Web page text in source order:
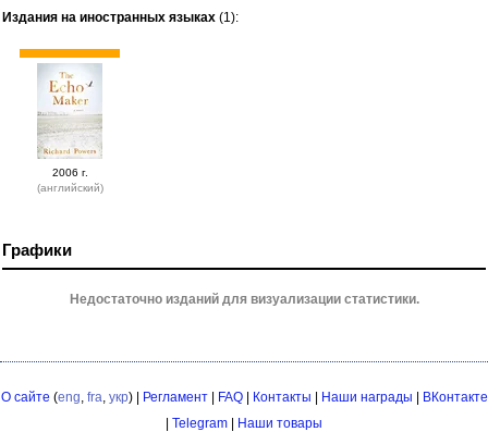
Издания на иностранных языках (1):
2006 г.
(английский)
Графики
Недостаточно изданий для визуализации статистики.
О сайте (eng, fra, укр) | Регламент| FAQ| Контакты Наши награды
ВКонтакте
Telegram Наши товары